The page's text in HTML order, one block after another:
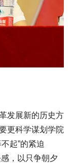
发展新的历史方
更科学谋划学院
起”的紧迫
感，以只争朝夕